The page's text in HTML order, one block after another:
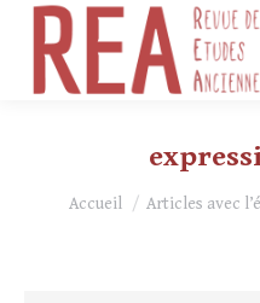
Vous êtes ici :
Accueil Articles avec